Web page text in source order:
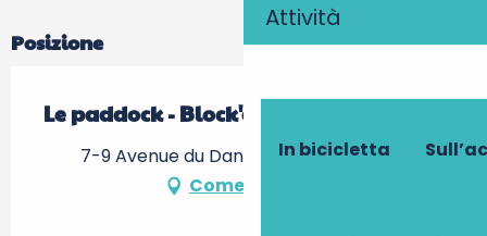
Attività
In bicicletta
Posizione
Le paddock - Block'out
7-9 Avenue du Danemark, 37100 Tours
Come arrivare